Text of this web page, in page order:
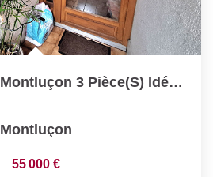
A Vendre Maison Montluçon 3 Pièce(s) Idéalement Placée Et À...
Montluçon
55 000 €